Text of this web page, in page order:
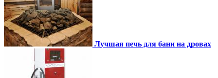
Лучшая печь для бани на дровах